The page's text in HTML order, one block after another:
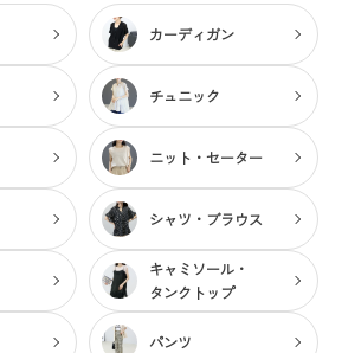
カーディガン
チュニック
ニット・セーター
シャツ・ブラウス
キャミソール・
タンクトップ
パンツ